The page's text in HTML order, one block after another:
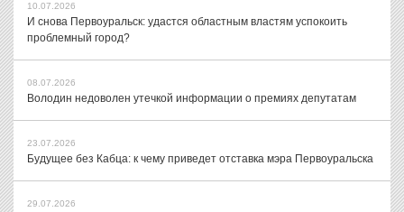
10.07.2026
И снова Первоуральск: удастся областным властям успокоить
проблемный город?
08.07.2026
Володин недоволен утечкой информации о премиях депутатам
23.07.2026
Будущее без Кабца: к чему приведет отставка мэра Первоуральска
29.07.2026